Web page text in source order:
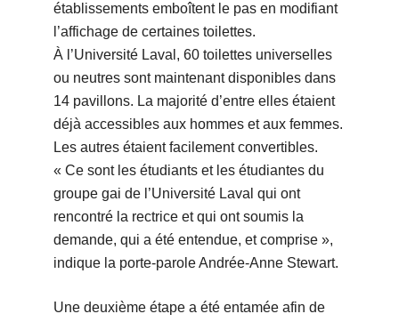
établissements emboîtent le pas en modifiant
l’affichage de certaines toilettes.
À l’Université Laval, 60 toilettes universelles
ou neutres sont maintenant disponibles dans
14 pavillons. La majorité d’entre elles étaient
déjà accessibles aux hommes et aux femmes.
Les autres étaient facilement convertibles.
« Ce sont les étudiants et les étudiantes du
groupe gai de l’Université Laval qui ont
rencontré la rectrice et qui ont soumis la
demande, qui a été entendue, et comprise »,
indique la porte-parole Andrée-Anne Stewart.
Une deuxième étape a été entamée afin de